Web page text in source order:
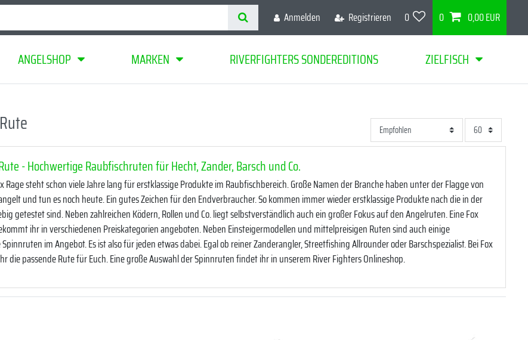
Anmelden Registrieren 0 0 0,00 EUR
ANGELSHOP MARKEN RIVERFIGHTERS SONDEREDITIONS ZIELFISCH
- Hochwertige Raubfischruten für Hecht, Zander, Barsch und Co.
Rage steht schon viele Jahre lang für erstklassige Produkte im Raubfischbereich. Große Namen der Branche haben unter der Flagge von
und tun es noch heute. Ein gutes Zeichen für den Endverbraucher. So kommen immer wieder erstklassige Produkte nach die in der
getestet sind. Neben zahlreichen Ködern, Rollen und Co. liegt selbstverständlich auch ein großer Fokus auf den Angelruten. Eine Fox
ihr in verschiedenen Preiskategorien angeboten. Neben Einsteigermodellen und mittelpreisigen Ruten sind auch einige
im Angebot. Es ist also für jeden etwas dabei. Egal ob reiner Zanderangler, Streetfishing Allrounder oder Barschspezialist. Bei Fox
die passende Rute für Euch. Eine große Auswahl der Spinnruten findet ihr in unserem River Fighters Onlineshop.